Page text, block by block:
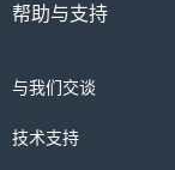
意
點
統
帮助与支持
与我们交谈
技术支持